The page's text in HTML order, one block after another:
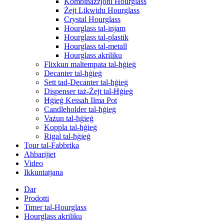
Żejt Likwidu Hourglass
Crystal Hourglass
Hourglass tal-injam
Hourglass tal-plastik
Hourglass tal-metall
Hourglass akriliku
Flixkun maltempata tal-ħġieġ
Decanter tal-ħġieġ
Sett tad-Decanter tal-ħġieġ
Dispenser taż-Żejt tal-Ħġieġ
Ħġieġ Kessaħ Ilma Pot
Candleholder tal-ħġieġ
Vażun tal-ħġieġ
Koppla tal-ħġieġ
Rigal tal-ħġieġ
Tour tal-Fabbrika
Aħbarijiet
Video
Ikkuntatjana
Dar
Prodotti
Timer tal-Hourglass
Hourglass akriliku